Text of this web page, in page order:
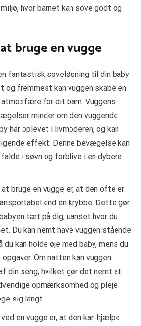
hvor barnet kan sove godt og
bruge en vugge
fantastisk soveløsning til din baby
og fremmest kan vuggen skabe en
for dit barn. Vuggens
minder om den vuggende
har oplevet i livmoderen, og kan
effekt. Denne bevægelse kan
i søvn og forblive i en dybere
at bruge en vugge er, at den ofte er
end en krybbe. Dette gør
tæt på dig, uanset hvor du
Du kan nemt have vuggen stående
du kan holde øje med baby, mens du
Om natten kan vuggen
din seng, hvilket gør det nemt at
opmærksomhed og pleje
sig langt.
en vugge er, at den kan hjælpe